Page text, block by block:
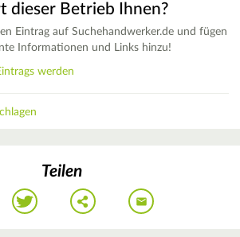
dieser Betrieb Ihnen?
Eintrag auf Suchehandwerker.de und fügen
Informationen und Links hinzu!
werden
Teilen